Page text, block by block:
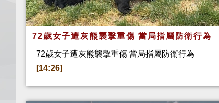
72歲女子遭灰熊襲擊重傷 當局指屬防衛行為
72歲女子遭灰熊襲擊重傷 當局指屬防衛行為
[14:26]